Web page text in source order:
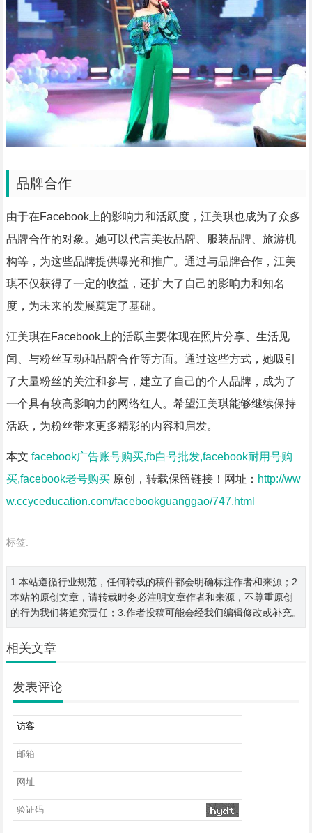
品牌合作
由于在Facebook上的影响力和活跃度，江美琪也成为了众多
品牌合作的对象。她可以代言美妆品牌、服装品牌、旅游机
构等，为这些品牌提供曝光和推广。通过与品牌合作，江美
琪不仅获得了一定的收益，还扩大了自己的影响力和知名
度，为未来的发展奠定了基础。
江美琪在Facebook上的活跃主要体现在照片分享、生活见
闻、与粉丝互动和品牌合作等方面。通过这些方式，她吸引
了大量粉丝的关注和参与，建立了自己的个人品牌，成为了
一个具有较高影响力的网络红人。希望江美琪能够继续保持
活跃，为粉丝带来更多精彩的内容和启发。
本文 facebook广告账号购买,fb白号批发,facebook耐用号购
买,facebook老号购买原创，转载保留链接！网址： http://ww
w.ccyceducation.com/facebookguanggao/747.html
标签:
1.本站遵循行业规范，任何转载的稿件都会明确标注作者和来源；2.
本站的原创文章，请转载时务必注明文章作者和来源，不尊重原创
的行为我们将追究责任；3.作者投稿可能会经我们编辑修改或补充。
相关文章
发表评论